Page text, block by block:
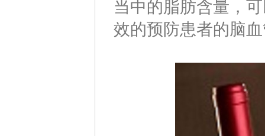
当中的脂肪含量，
效的预防患者的脑